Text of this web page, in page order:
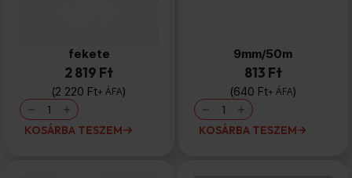
fekete
2 819 Ft
2 220 Ft+ ÁFA
Jelölőszalag
50mm/33m
sárga-
fekete
KOSÁRBA TESZEM
9mm/50m
813 Ft
640 Ft+ ÁFA
Kétoldalas
tapadószalag
9mm/50m
mennyiség
KOSÁRBA TESZEM